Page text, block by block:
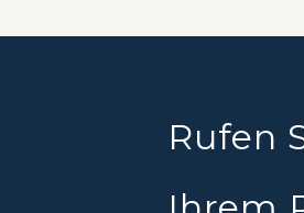
Rufen